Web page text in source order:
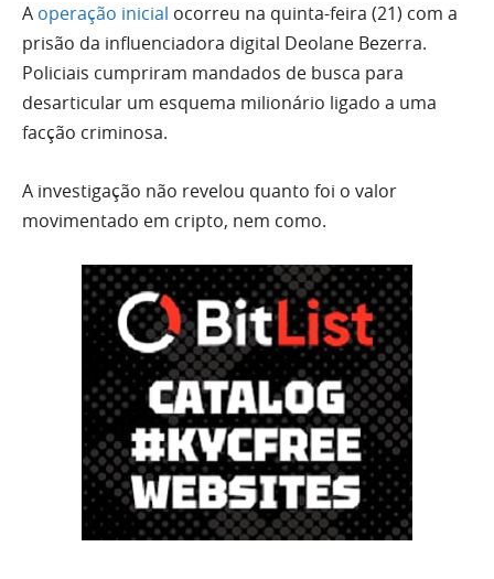
A operação inicial ocorreu na quinta-feira (21) com a
prisão da influenciadora digital Deolane Bezerra.
Policiais cumpriram mandados de busca para
desarticular um esquema milionário ligado a uma
facção criminosa.
A investigação não revelou quanto foi o valor
movimentado em cripto, nem como.